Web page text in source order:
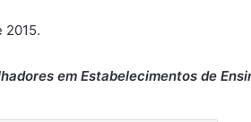
2015.
em Estabelecimentos de